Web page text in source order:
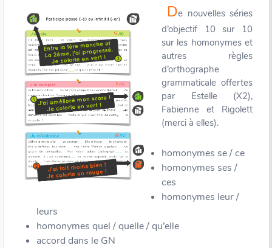
De nouvelles séries
d’objectif 10 sur 10
sur les homonymes et
autres règles
d’orthographe
grammaticale offertes
par Estelle (X2),
Fabienne et Rigolett
(merci à elles).
homonymes se / ce
homonymes ses /
ces
homonymes leur /
leurs
homonymes quel / quelle / qu’elle
accord dans le GN